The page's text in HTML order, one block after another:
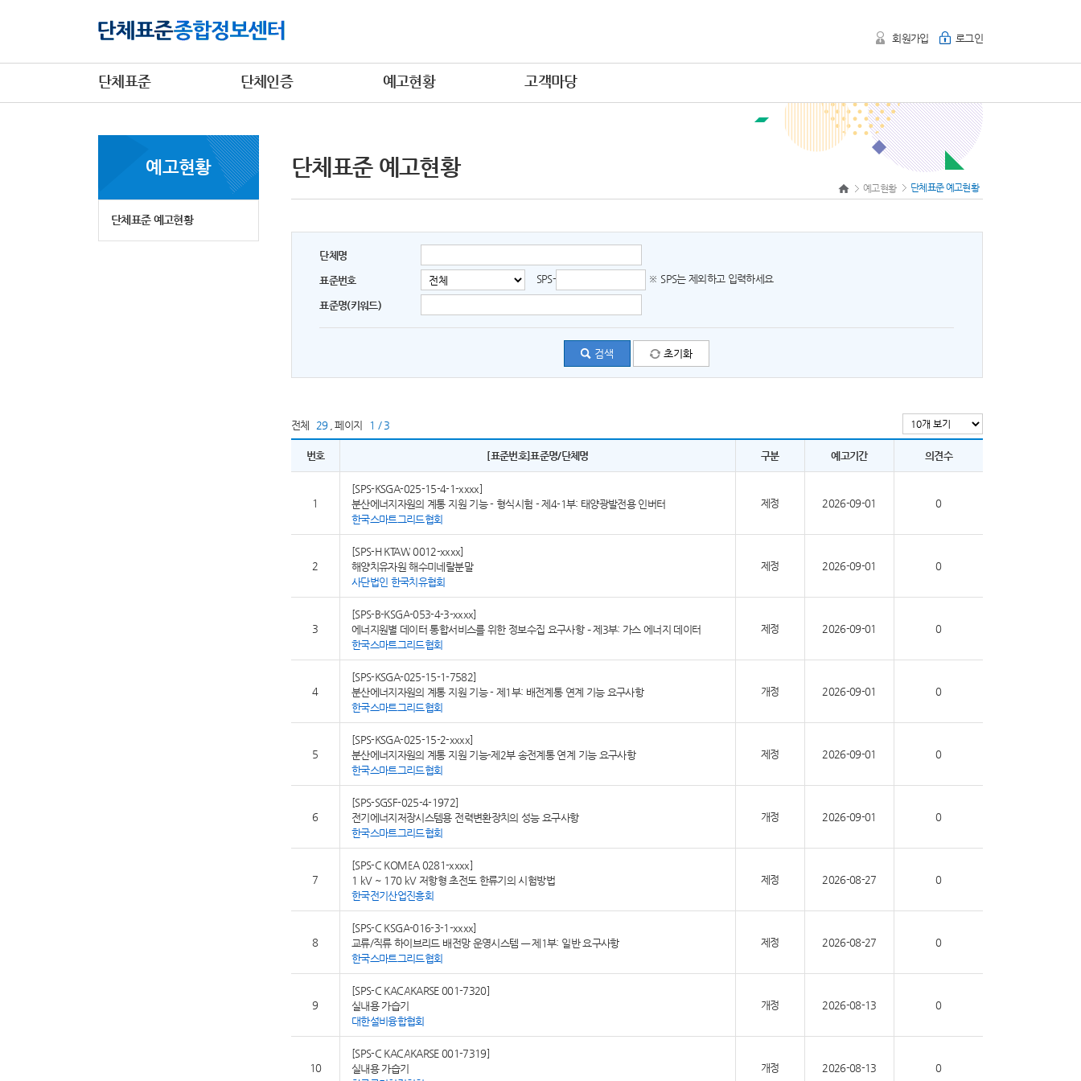
회원가입 로그인
단체표준 단체인증 예고현황 고객마당
예고현황
단체표준 예고현황
단체표준 예고현황
예고현황 단체표준 예고현황
단체명
표준번호 SPS- ※ SPS는 제외하고 입력하세요
표준명(키워드)
전체 29 페이지 1 / 3
번호 [표준번호]표준명/단체명 구분 예고기간 의견수
1
[SPS-KSGA-025-15-4-1-xxxx]
분산에너지자원의 계통 지원 기능 - 형식시험 - 제4-1부: 태양광발전용 인버터
한국스마트그리드협회
제정 2026-09-01 0
2
[SPS-H KTAW 0012-xxxx]
해양치유자원 해수미네랄분말
사단법인 한국치유협회
제정 2026-09-01 0
3
[SPS-B-KSGA-053-4-3-xxxx]
에너지원별 데이터 통합서비스를 위한 정보수집 요구사항 – 제3부: 가스 에너지 데이터
한국스마트그리드협회
제정 2026-09-01 0
4
[SPS-KSGA-025-15-1-7582]
분산에너지자원의 계통 지원 기능 - 제1부: 배전계통 연계 기능 요구사항
한국스마트그리드협회
개정 2026-09-01 0
5
[SPS-KSGA-025-15-2-xxxx]
분산에너지자원의 계통 지원 기능-제2부 송전계통 연계 기능 요구사항
한국스마트그리드협회
제정 2026-09-01 0
6
[SPS-SGSF-025-4-1972]
전기에너지저장시스템용 전력변환장치의 성능 요구사항
한국스마트그리드협회
개정 2026-09-01 0
7
[SPS-C KOMEA 0281-xxxx]
1 kV ~ 170 kV 저항형 초전도 한류기의 시험방법
한국전기산업진흥회
제정 2026-08-27 0
8
[SPS-C KSGA-016-3-1-xxxx]
교류/직류 하이브리드 배전망 운영시스템 — 제1부: 일반 요구사항
한국스마트그리드협회
제정 2026-08-27 0
9
[SPS-C KACAKARSE 001-7320]
실내용 가습기
대한설비융합협회
개정 2026-08-13 0
10
[SPS-C KACAKARSE 001-7319]
실내용 가습기
개정 2026-08-13 0